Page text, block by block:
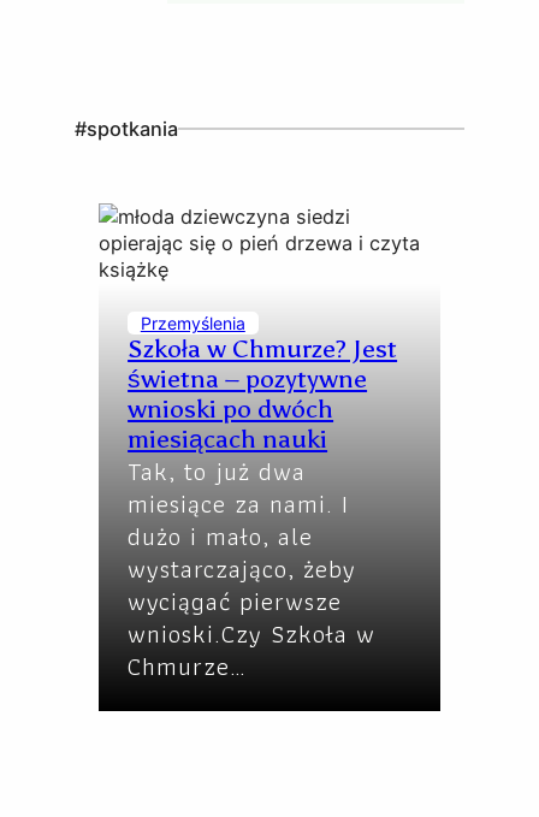
#spotkania
Przemyślenia
Szkoła w Chmurze? Jest
świetna – pozytywne
wnioski po dwóch
miesiącach nauki
Tak, to już dwa
miesiące za nami. I
dużo i mało, ale
wystarczająco, żeby
wyciągać pierwsze
wnioski.Czy Szkoła w
Chmurze…